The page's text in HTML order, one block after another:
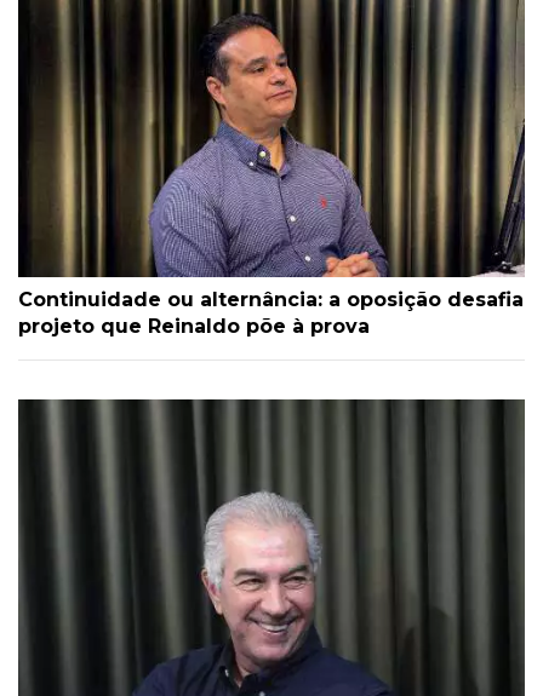
Continuidade ou alternância: a oposição desafia
projeto que Reinaldo põe à prova